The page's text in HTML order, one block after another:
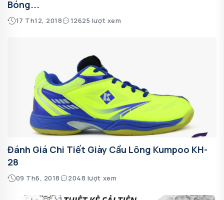
Bóng...
17 Th12, 2018 12625 lượt xem
Đánh Giá Chi Tiết Giày Cầu Lông Kumpoo KH-
28
09 Th6, 2018 2048 lượt xem